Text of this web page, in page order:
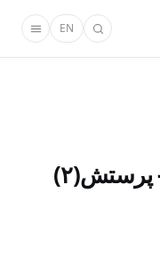
EN
پرستش(۲)